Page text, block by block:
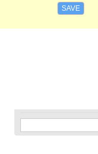
SAVE